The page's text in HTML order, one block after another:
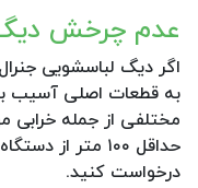
عدم چرخش
اگر دیگ لباسشویی
به قطعات اصلی آسیب
مختلفی از جمله خرابی
حداقل ۱۰۰ متر
درخواست کنید.